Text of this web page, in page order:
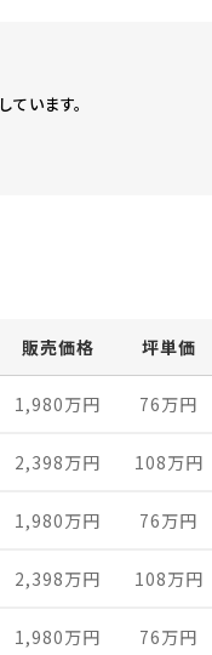
しています。
販売価格 坪単価
1,980万円 76万円
2,398万円 108万円
1,980万円 76万円
2,398万円 108万円
1,980万円 76万円